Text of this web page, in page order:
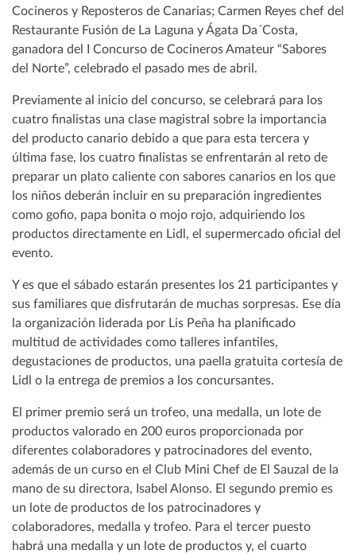
Cocineros y Reposteros de Canarias; Carmen Reyes chef del
Restaurante Fusión de La Laguna y Ágata Da´Costa,
ganadora del I Concurso de Cocineros Amateur “Sabores
del Norte”, celebrado el pasado mes de abril.
Previamente al inicio del concurso, se celebrará para los
cuatro finalistas una clase magistral sobre la importancia
del producto canario debido a que para esta tercera y
última fase, los cuatro finalistas se enfrentarán al reto de
preparar un plato caliente con sabores canarios en los que
los niños deberán incluir en su preparación ingredientes
como gofio, papa bonita o mojo rojo, adquiriendo los
productos directamente en Lidl, el supermercado oficial del
evento.
Y es que el sábado estarán presentes los 21 participantes y
sus familiares que disfrutarán de muchas sorpresas. Ese día
la organización liderada por Lis Peña ha planificado
multitud de actividades como talleres infantiles,
degustaciones de productos, una paella gratuita cortesía de
Lidl o la entrega de premios a los concursantes.
El primer premio será un trofeo, una medalla, un lote de
productos valorado en 200 euros proporcionada por
diferentes colaboradores y patrocinadores del evento,
además de un curso en el Club Mini Chef de El Sauzal de la
mano de su directora, Isabel Alonso. El segundo premio es
un lote de productos de los patrocinadores y
colaboradores, medalla y trofeo. Para el tercer puesto
habrá una medalla y un lote de productos y, el cuarto